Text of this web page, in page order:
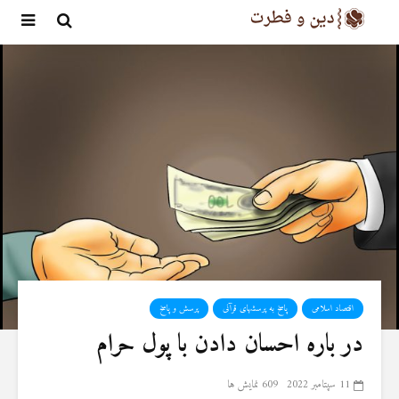
اقتصاد اسلامی پاسخ به پرسشهای قرآنی پرسش و پاسخ
در باره احسان دادن با پول حرام
11 سپتامبر 2022 609 نمایش ها